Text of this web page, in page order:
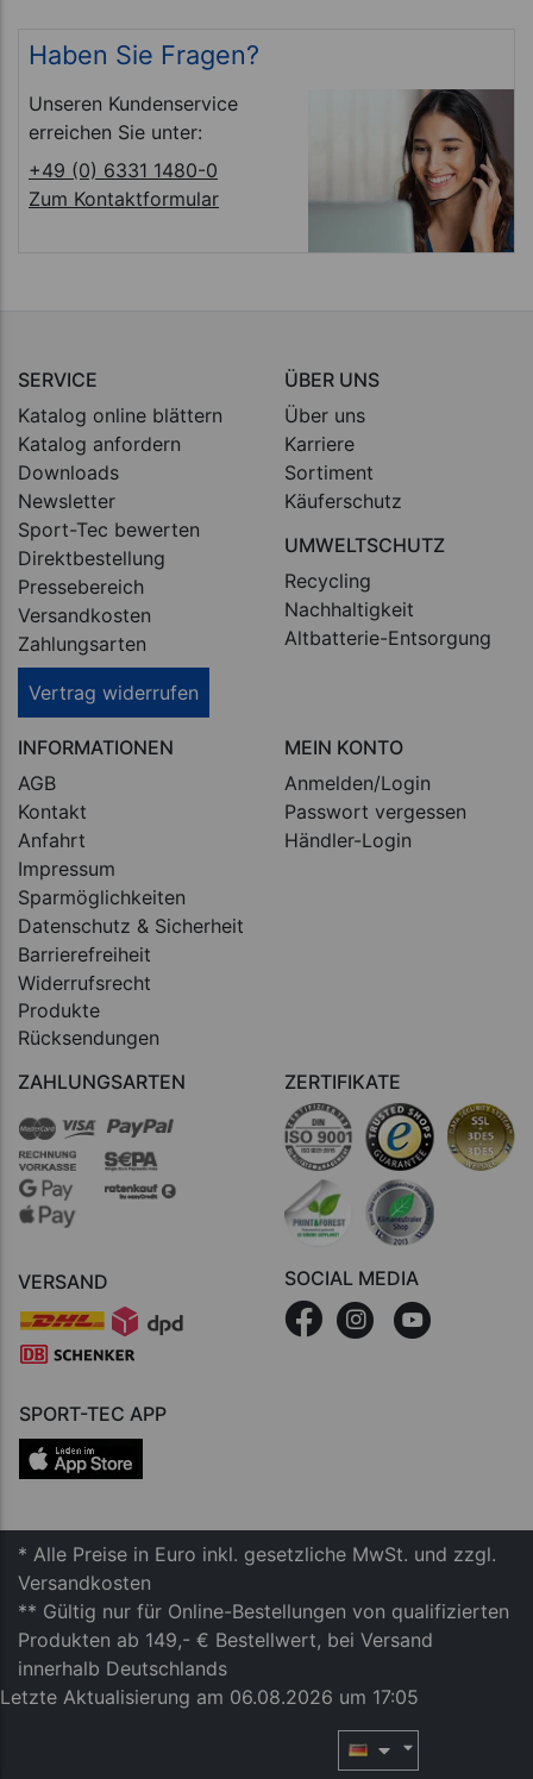
Haben Sie Fragen?
Unseren Kundenservice
erreichen Sie unter:
+49 (0) 6331 1480-0
Zum Kontaktformular
SERVICE
Katalog online blättern
Katalog anfordern
Downloads
Newsletter
Sport-Tec bewerten
Direktbestellung
Pressebereich
Versandkosten
Zahlungsarten
Vertrag widerrufen
ÜBER UNS
Über uns
Karriere
Sortiment
Käuferschutz
UMWELTSCHUTZ
Recycling
Nachhaltigkeit
Altbatterie-Entsorgung
INFORMATIONEN
AGB
Kontakt
Anfahrt
Impressum
Sparmöglichkeiten
Datenschutz & Sicherheit
Barrierefreiheit
Widerrufsrecht
Produkte
Rücksendungen
MEIN KONTO
Anmelden/Login
Passwort vergessen
Händler-Login
ZAHLUNGSARTEN
VERSAND
ZERTIFIKATE
SOCIAL MEDIA
SPORT-TEC APP
* Alle Preise in Euro inkl. gesetzliche MwSt. und zzgl.
Versandkosten
** Gültig nur für Online-Bestellungen von qualifizierten
Produkten ab 149,- € Bestellwert, bei Versand
innerhalb Deutschlands
Letzte Aktualisierung am 06.08.2026 um 17:05